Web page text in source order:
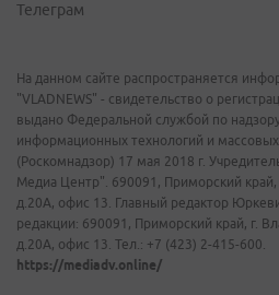
Телеграм
На данном сайте распространяется
"VLADNEWS" - свидетельство о
выдано Федеральной службой по
информационных технологий и
(Роскомнадзор) 17 мая 2018 г.
Медиа Центр". 690091, Приморский край,
д.20А, офис 13. Главный редактор
редакции: 690091, Приморский край, г.
д.20А, офис 13. Тел.: +7 (423) 2-415-600.
https://mediadv.online/